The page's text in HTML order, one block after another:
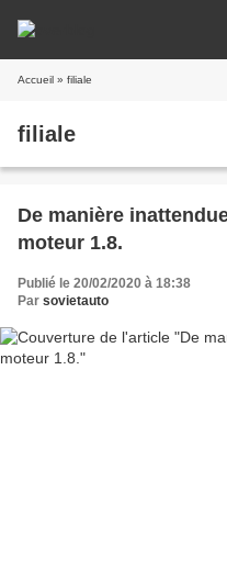
Accueil » filiale
filiale
De manière
moteur 1.8.
Publié le 20/02/2020 à 18:38
Par sovietauto